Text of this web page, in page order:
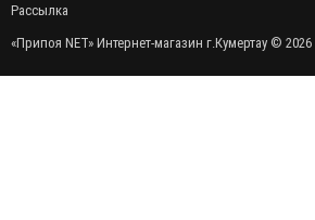
Рассылка
«Припоя NET» Интернет-магазин г.Кумертау © 2026